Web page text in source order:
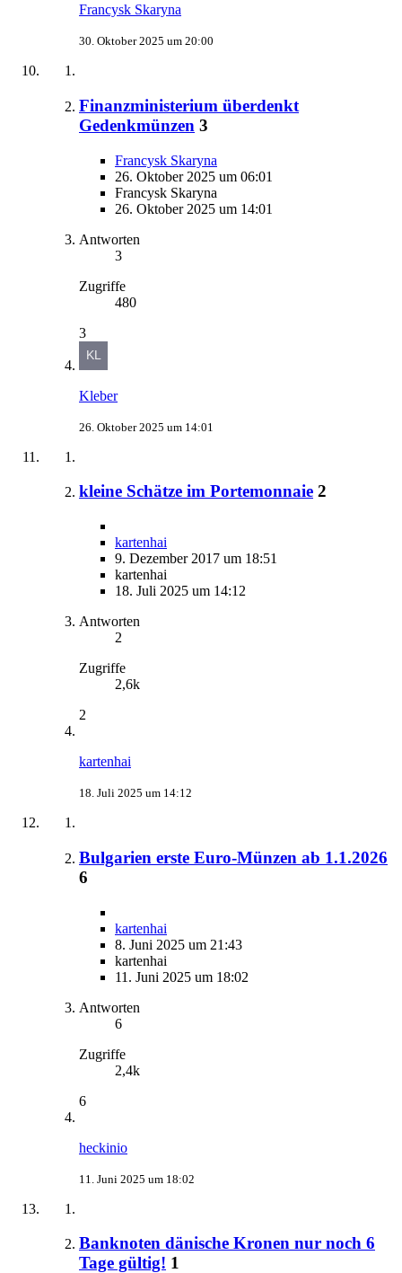
Francysk Skaryna
30. Oktober 2025 um 20:00
Finanzministerium überdenkt
Gedenkmünzen 3
Francysk Skaryna
26. Oktober 2025 um 06:01
Francysk Skaryna
26. Oktober 2025 um 14:01
Antworten
3
Zugriffe
480
3
Kleber
26. Oktober 2025 um 14:01
kleine Schätze im Portemonnaie 2
kartenhai
9. Dezember 2017 um 18:51
kartenhai
18. Juli 2025 um 14:12
Antworten
2
Zugriffe
2,6k
2
kartenhai
18. Juli 2025 um 14:12
Bulgarien erste Euro-Münzen ab 1.1.2026
6
kartenhai
8. Juni 2025 um 21:43
kartenhai
11. Juni 2025 um 18:02
Antworten
6
Zugriffe
2,4k
6
heckinio
11. Juni 2025 um 18:02
Banknoten dänische Kronen nur noch 6
Tage gültig! 1